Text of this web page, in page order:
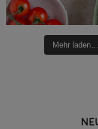
Mehr laden…